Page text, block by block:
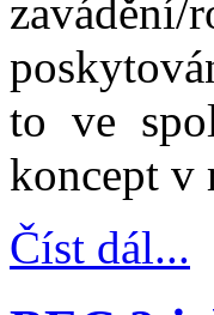
to ve
koncept v
Číst dál...